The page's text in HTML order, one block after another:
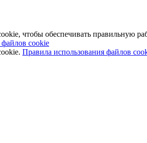
чтобы обеспечивать правильную
cookie
Правила использования файлов